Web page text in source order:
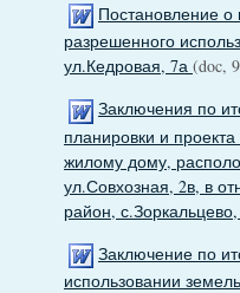
Постановление
разрешенного
ул.Кедровая, 7а (doc,
Заключения по
планировки и
жилому дому,
ул.Совхозная, 2в, в
район,
Заключение по
использовании